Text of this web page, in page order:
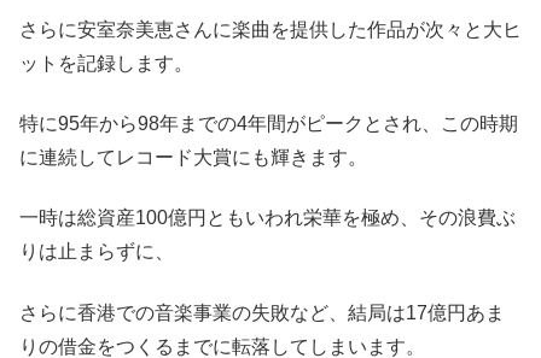
さらに安室奈美恵さんに楽曲を提供した作品が次々と大ヒ
ットを記録します。
特に95年から98年までの4年間がピークとされ、この時期
に連続してレコード大賞にも輝きます。
一時は総資産100億円ともいわれ栄華を極め、その浪費ぶ
りは止まらずに、
さらに香港での音楽事業の失敗など、結局は17億円あま
りの借金をつくるまでに転落してしまいます。